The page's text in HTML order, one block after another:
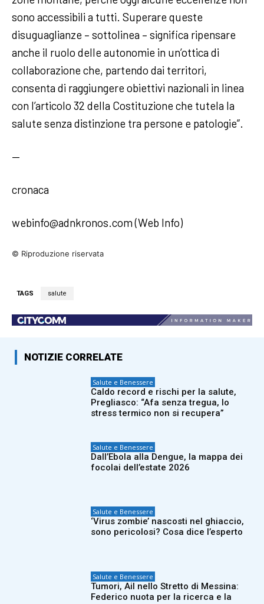
sono accessibili a tutti. Superare queste
disuguaglianze – sottolinea – significa ripensare
anche il ruolo delle autonomie in un’ottica di
collaborazione che, partendo dai territori,
consenta di raggiungere obiettivi nazionali in linea
con l’articolo 32 della Costituzione che tutela la
salute senza distinzione tra persone e patologie”.
—
cronaca
webinfo@adnkronos.com (Web Info)
© Riproduzione riservata
TAGS salute
NOTIZIE CORRELATE
Salute e Benessere
Caldo record e rischi per la salute,
Pregliasco: “Afa senza tregua, lo
stress termico non si recupera”
Salute e Benessere
Dall’Ebola alla Dengue, la mappa dei
focolai dell’estate 2026
Salute e Benessere
‘Virus zombie’ nascosti nel ghiaccio,
sono pericolosi? Cosa dice l’esperto
Salute e Benessere
Tumori, Ail nello Stretto di Messina:
Federico nuota per la ricerca e la